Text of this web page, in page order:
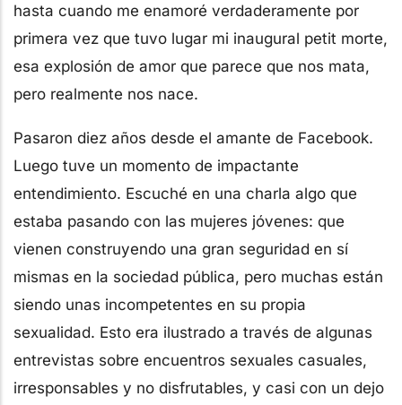
hasta cuando me enamoré verdaderamente por
primera vez que tuvo lugar mi inaugural petit morte,
esa explosión de amor que parece que nos mata,
pero realmente nos nace.
Pasaron diez años desde el amante de Facebook.
Luego tuve un momento de impactante
entendimiento. Escuché en una charla algo que
estaba pasando con las mujeres jóvenes: que
vienen construyendo una gran seguridad en sí
mismas en la sociedad pública, pero muchas están
siendo unas incompetentes en su propia
sexualidad. Esto era ilustrado a través de algunas
entrevistas sobre encuentros sexuales casuales,
irresponsables y no disfrutables, y casi con un dejo